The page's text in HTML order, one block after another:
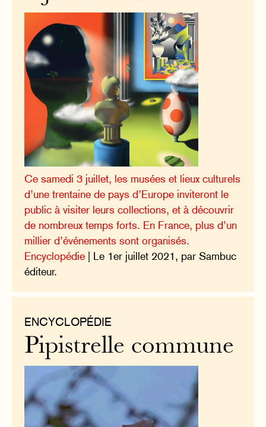
Ce samedi 3 juillet, les musées et lieux culturels
d’une trentaine de pays d’Europe inviteront le
public à visiter leurs collections, et à découvrir
de nombreux temps forts. En France, plus d’un
millier d’événements sont organisés.
Encyclopédie | Le 1er juillet 2021, par Sambuc
éditeur.
ENCYCLOPÉDIE
Pipistrelle commune